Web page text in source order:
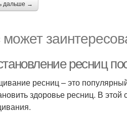
дальше →
ресниц
ресниц – это
здоровье ресниц. В